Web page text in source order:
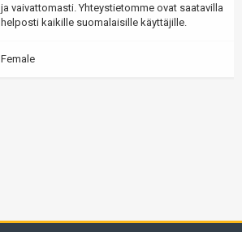
ja vaivattomasti. Yhteystietomme ovat saatavilla
helposti kaikille suomalaisille käyttäjille.
Female